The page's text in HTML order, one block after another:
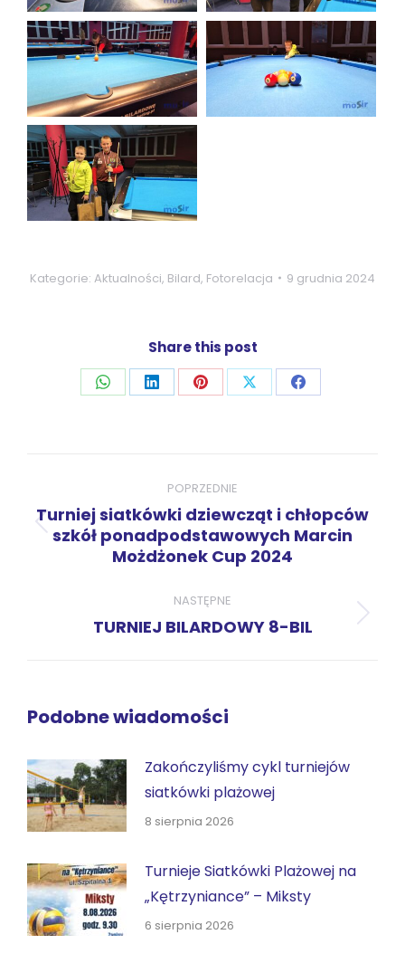
Kategorie: Aktualności, Bilard, Fotorelacja 9 grudnia 2024
Share this post
UdostępnijUdostępnijUdostępnijUdostępnijUdostępnij
POPRZEDNIE
Poprzedni
wpis:
Turniej siatkówki dziewcząt i chłopców
szkół ponadpodstawowych Marcin
Możdżonek Cup 2024
NASTĘPNE
Następny
TURNIEJ BILARDOWY 8-BIL
Podobne wiadomości
Zakończyliśmy cykl turniejów
siatkówki plażowej
8 sierpnia 2026
Turnieje Siatkówki Plażowej na
„Kętrzyniance” – Miksty
6 sierpnia 2026